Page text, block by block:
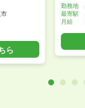
ら
勤務地
最寄駅
月給